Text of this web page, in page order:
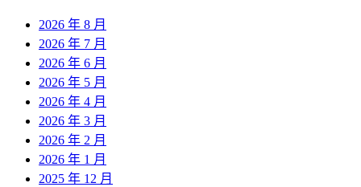
2026 年 8 月
2026 年 7 月
2026 年 6 月
2026 年 5 月
2026 年 4 月
2026 年 3 月
2026 年 2 月
2026 年 1 月
2025 年 12 月